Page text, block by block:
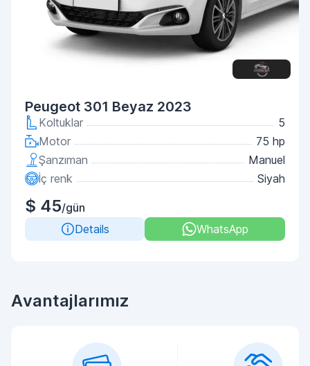
Peugeot 301 Beyaz 2023
Koltuklar
5
Motor
75 hp
Şanzıman
Manuel
İç renk
Siyah
$ 45/gün
Details
WhatsApp
Avantajlarımız